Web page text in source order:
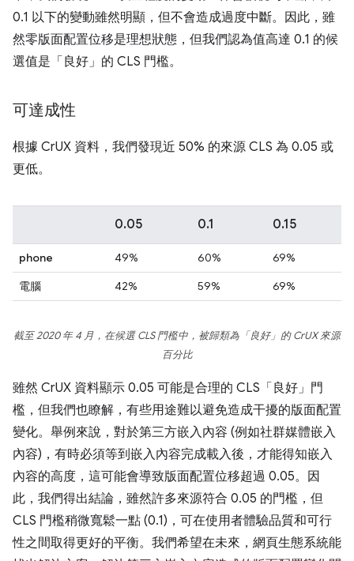
0.1 以下的變動雖然明顯，但不會造成過度中斷。因此，雖
然零版面配置位移是理想狀態，但我們認為值高達 0.1 的候
選值是「良好」的 CLS 門檻。
可達成性
根據 CrUX 資料，我們發現近 50% 的來源 CLS 為 0.05 或
更低。
0.05 0.1 0.15
phone 49% 60%
69%
電腦
42% 59% 69%
截至 2020 年 4 月，在候選 CLS 門檻中，被歸類為「良好」的 CrUX 來源
百分比
雖然 CrUX 資料顯示 0.05 可能是合理的 CLS「良好」門
檻，但我們也瞭解，有些用途難以避免造成干擾的版面配置
變化。舉例來說，對於第三方嵌入內容 (例如社群媒體嵌入
內容)，有時必須等到嵌入內容完成載入後，才能得知嵌入
內容的高度，這可能會導致版面配置位移超過 0.05。因
此，我們得出結論，雖然許多來源符合 0.05 的門檻，但
CLS 門檻稍微寬鬆一點 (0.1)，可在使用者體驗品質和可行
性之間取得更好的平衡。我們希望在未來，網頁生態系統能